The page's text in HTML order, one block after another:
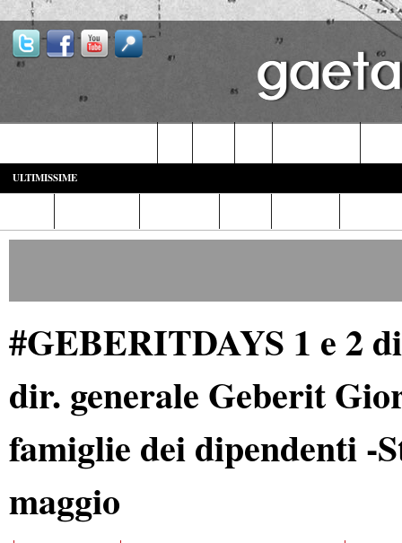
ULTIMISSIME
#GEBERITDAYS 1 e 2
dir. generale Geberit
famiglie dei dipendenti -
maggio